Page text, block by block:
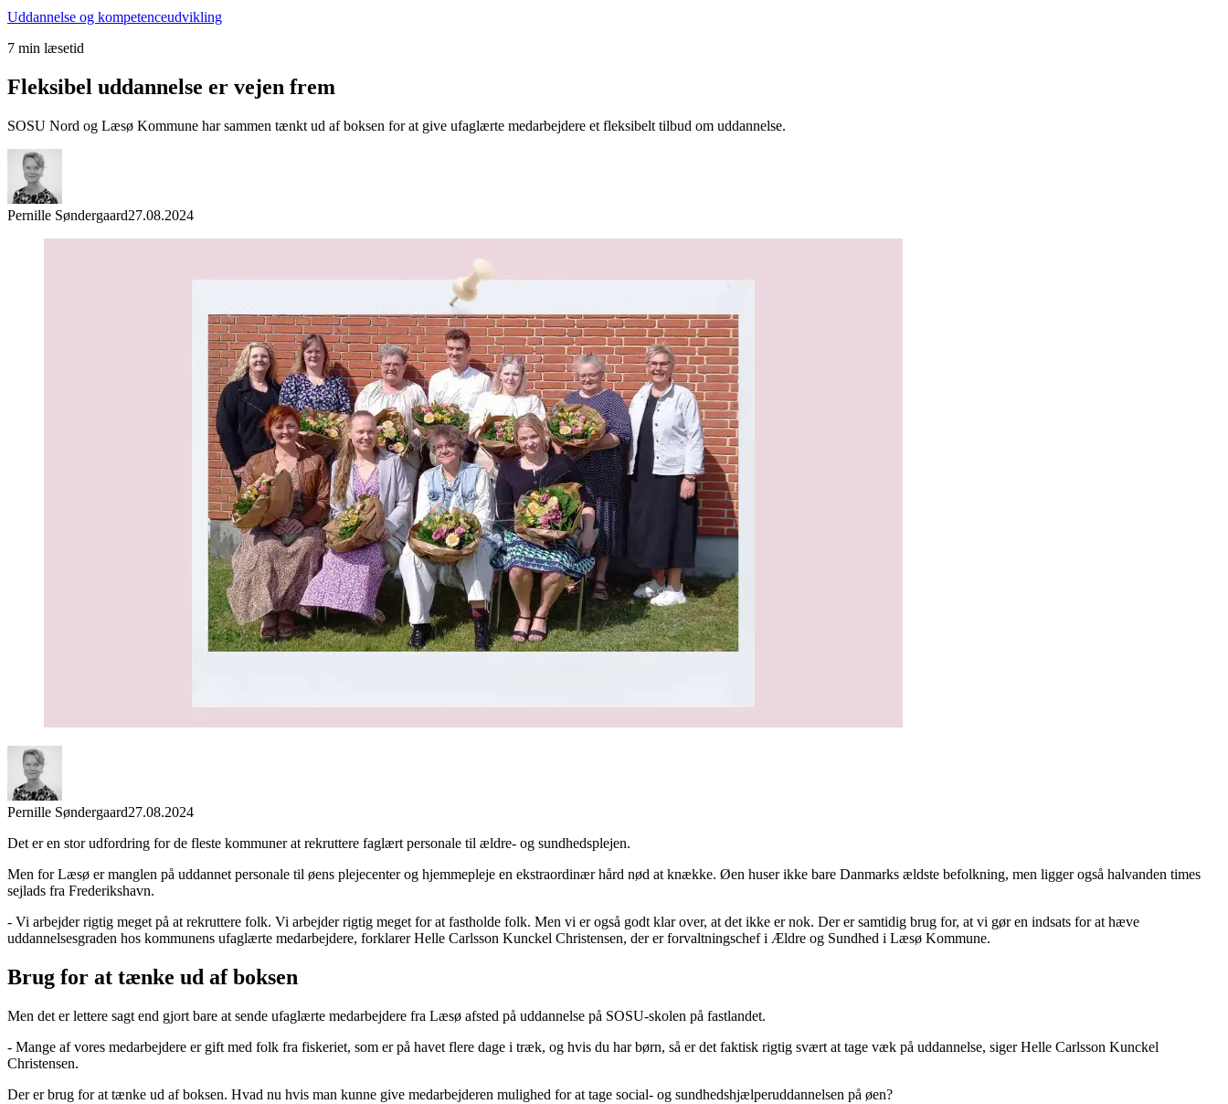
Uddannelse og kompetenceudvikling
7 min læsetid
Fleksibel uddannelse er vejen frem
SOSU Nord og Læsø Kommune har sammen tænkt ud af boksen for at give ufaglærte medarbejdere et fleksibelt tilbud om uddannelse.
Pernille Søndergaard27.08.2024
Pernille Søndergaard27.08.2024
Det er en stor udfordring for de fleste kommuner at rekruttere faglært personale til ældre- og sundhedsplejen.
Men for Læsø er manglen på uddannet personale til øens plejecenter og hjemmepleje en ekstraordinær hård nød at knække. Øen huser ikke bare Danmarks ældste befolkning, men ligger også halvanden times
sejlads fra Frederikshavn.
- Vi arbejder rigtig meget på at rekruttere folk. Vi arbejder rigtig meget for at fastholde folk. Men vi er også godt klar over, at det ikke er nok. Der er samtidig brug for, at vi gør en indsats for at hæve
uddannelsesgraden hos kommunens ufaglærte medarbejdere, forklarer Helle Carlsson Kunckel Christensen, der er forvaltningschef i Ældre og Sundhed i Læsø Kommune.
Brug for at tænke ud af boksen
Men det er lettere sagt end gjort bare at sende ufaglærte medarbejdere fra Læsø afsted på uddannelse på SOSU-skolen på fastlandet.
- Mange af vores medarbejdere er gift med folk fra fiskeriet, som er på havet flere dage i træk, og hvis du har børn, så er det faktisk rigtig svært at tage væk på uddannelse, siger Helle Carlsson Kunckel
Christensen.
Der er brug for at tænke ud af boksen. Hvad nu hvis man kunne give medarbejderen mulighed for at tage social- og sundhedshjælperuddannelsen på øen?